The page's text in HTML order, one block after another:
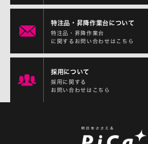
特注品・昇降作業台について
特注品・昇降作業台
に関するお問い合わせはこちら
採用について
採用に関する
お問い合わせはこちら